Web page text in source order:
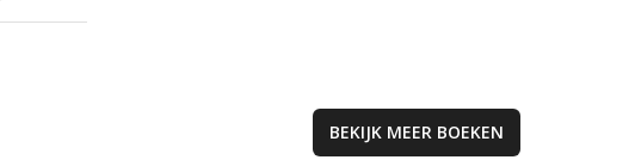
BEKIJK MEER BOEKEN